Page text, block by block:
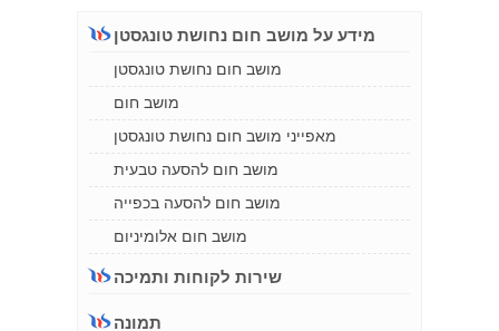
מידע על מושב חום נחושת טונגסטן
מושב חום נחושת טונגסטן
מושב חום
מאפייני מושב חום נחושת טונגסטן
מושב חום להסעה טבעית
מושב חום להסעה בכפייה
מושב חום אלומיניום
שירות לקוחות ותמיכה
תמונה